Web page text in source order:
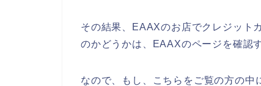
その結果、EAAXのお店でクレジット
のかどうかは、EAAXのページを確認
なので、もし、こちらをご覧の方の